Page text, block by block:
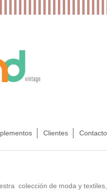
Clientes Contacto
colección de moda y